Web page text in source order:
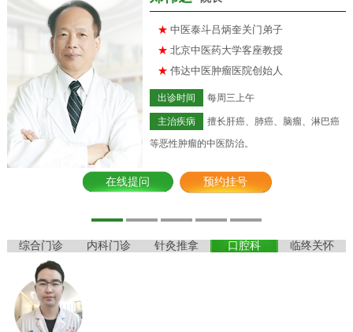
★ 中医泰斗吕炳奎关门弟子
★ 北京中医药大学客座教授
★ 伟达中医肿瘤医院创始人
出诊时间 每周三上午
主治疾病
擅长肝癌、肺癌、脑瘤、淋巴癌
等恶性肿瘤的中医防治。
在线提问 预约挂号
综合门诊 内科门诊 针灸推拿 口腔科 临终关怀